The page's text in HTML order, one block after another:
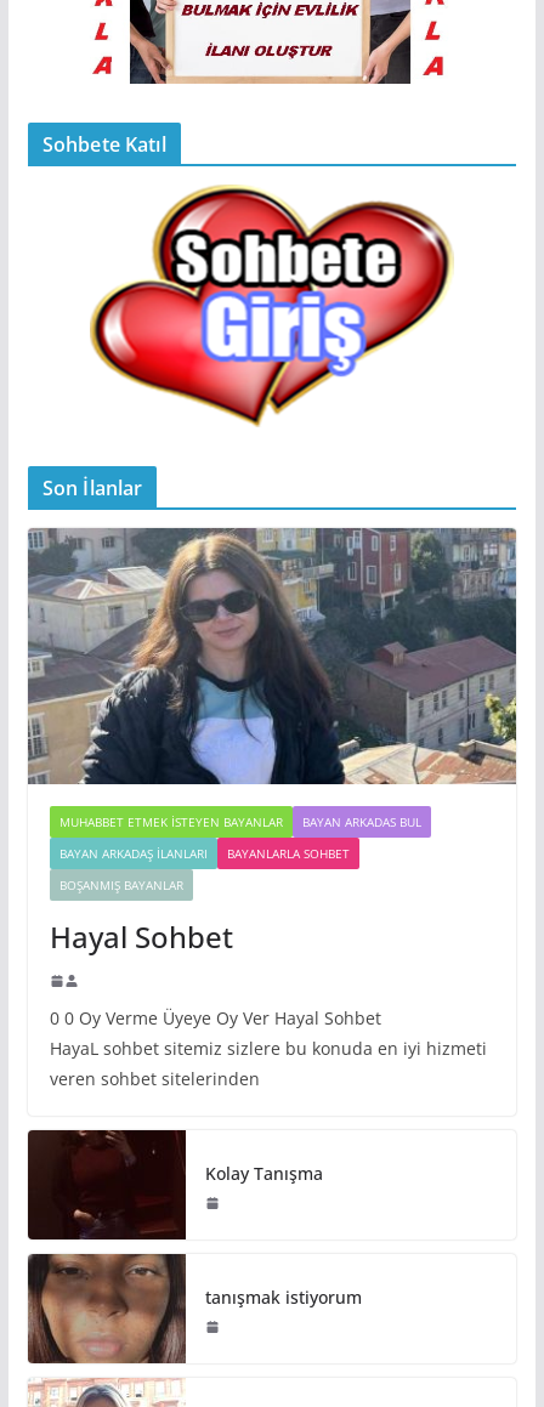
Sohbete Katıl
Son İlanlar
MUHABBET ETMEK İSTEYEN BAYANLAR
BAYAN ARKADAS BUL
BAYAN ARKADAŞ İLANLARI
BAYANLARLA SOHBET
BOŞANMIŞ BAYANLAR
Hayal Sohbet
0 0 Oy Verme Üyeye Oy Ver Hayal Sohbet
HayaL sohbet sitemiz sizlere bu konuda en iyi hizmeti
veren sohbet sitelerinden
Kolay Tanışma
tanışmak istiyorum